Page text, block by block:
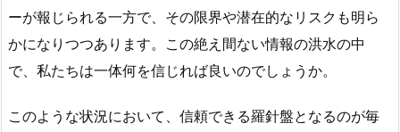
ーが報じられる一方で、その限界や潜在的なリスクも明ら
かになりつつあります。この絶え間ない情報の洪水の中
で、私たちは一体何を信じれば良いのでしょうか。
このような状況において、信頼できる羅針盤となるのが毎